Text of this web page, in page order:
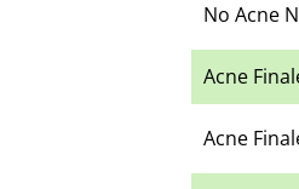
No Acne
Acne
Acne